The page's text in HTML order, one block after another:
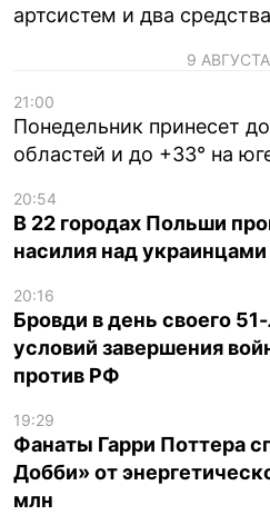
артсистем и два
9
21:00
Понедельник принесет
областей и до +33° на
20:54
В 22 городах Польши
насилия над украинцами
20:16
Бровди в день своего
условий завершения
против РФ
19:29
Фанаты Гарри Поттера
Добби» от
млн